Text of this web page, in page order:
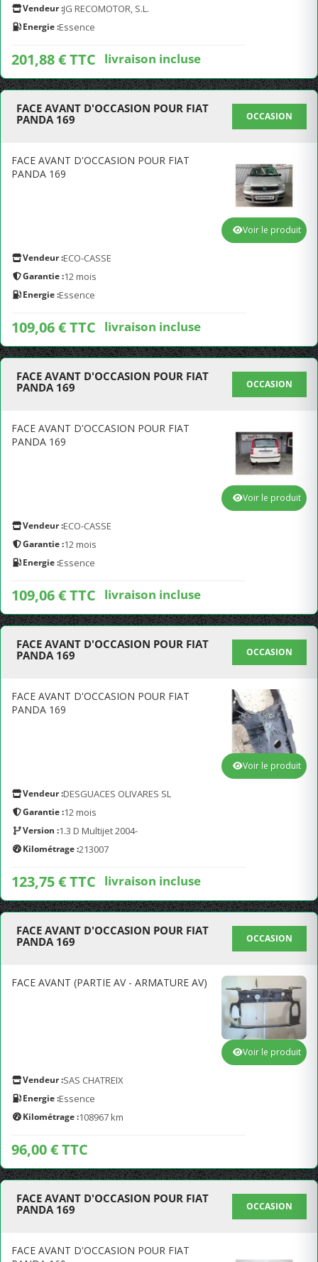
Vendeur :JG RECOMOTOR, S.L.
Energie :Essence
201,88 € TTC livraison incluse
FACE AVANT D'OCCASION POUR FIAT
PANDA 169
OCCASION
FACE AVANT D'OCCASION POUR FIAT
PANDA 169
Vendeur :ECO-CASSE
Garantie :12 mois
Energie :Essence
109,06 € TTC livraison incluse
Voir le produit
FACE AVANT D'OCCASION POUR FIAT
PANDA 169
OCCASION
FACE AVANT D'OCCASION POUR FIAT
PANDA 169
Vendeur :ECO-CASSE
Garantie :12 mois
Energie :Essence
109,06 € TTC livraison incluse
Voir le produit
FACE AVANT D'OCCASION POUR FIAT
PANDA 169
OCCASION
FACE AVANT D'OCCASION POUR FIAT
PANDA 169
Vendeur :DESGUACES OLIVARES SL
Garantie :12 mois
Version :1.3 D Multijet 2004-
Kilométrage :213007
123,75 € TTC livraison incluse
Voir le produit
FACE AVANT D'OCCASION POUR FIAT
PANDA 169
OCCASION
FACE AVANT (PARTIE AV - ARMATURE AV)
Vendeur :SAS CHATREIX
Energie :Essence
Kilométrage :108967 km
96,00 € TTC
Voir le produit
FACE AVANT D'OCCASION POUR FIAT
PANDA 169
OCCASION
FACE AVANT D'OCCASION POUR FIAT